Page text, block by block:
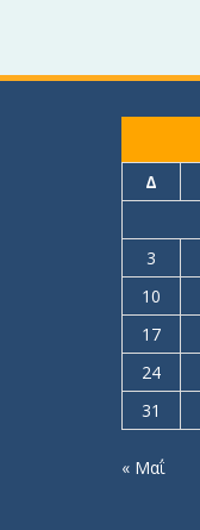
Δ
3
10
17
24
31
« Μαΐ